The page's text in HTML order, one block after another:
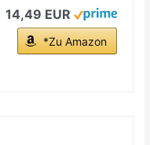
14,49 EUR
*Zu Amazon